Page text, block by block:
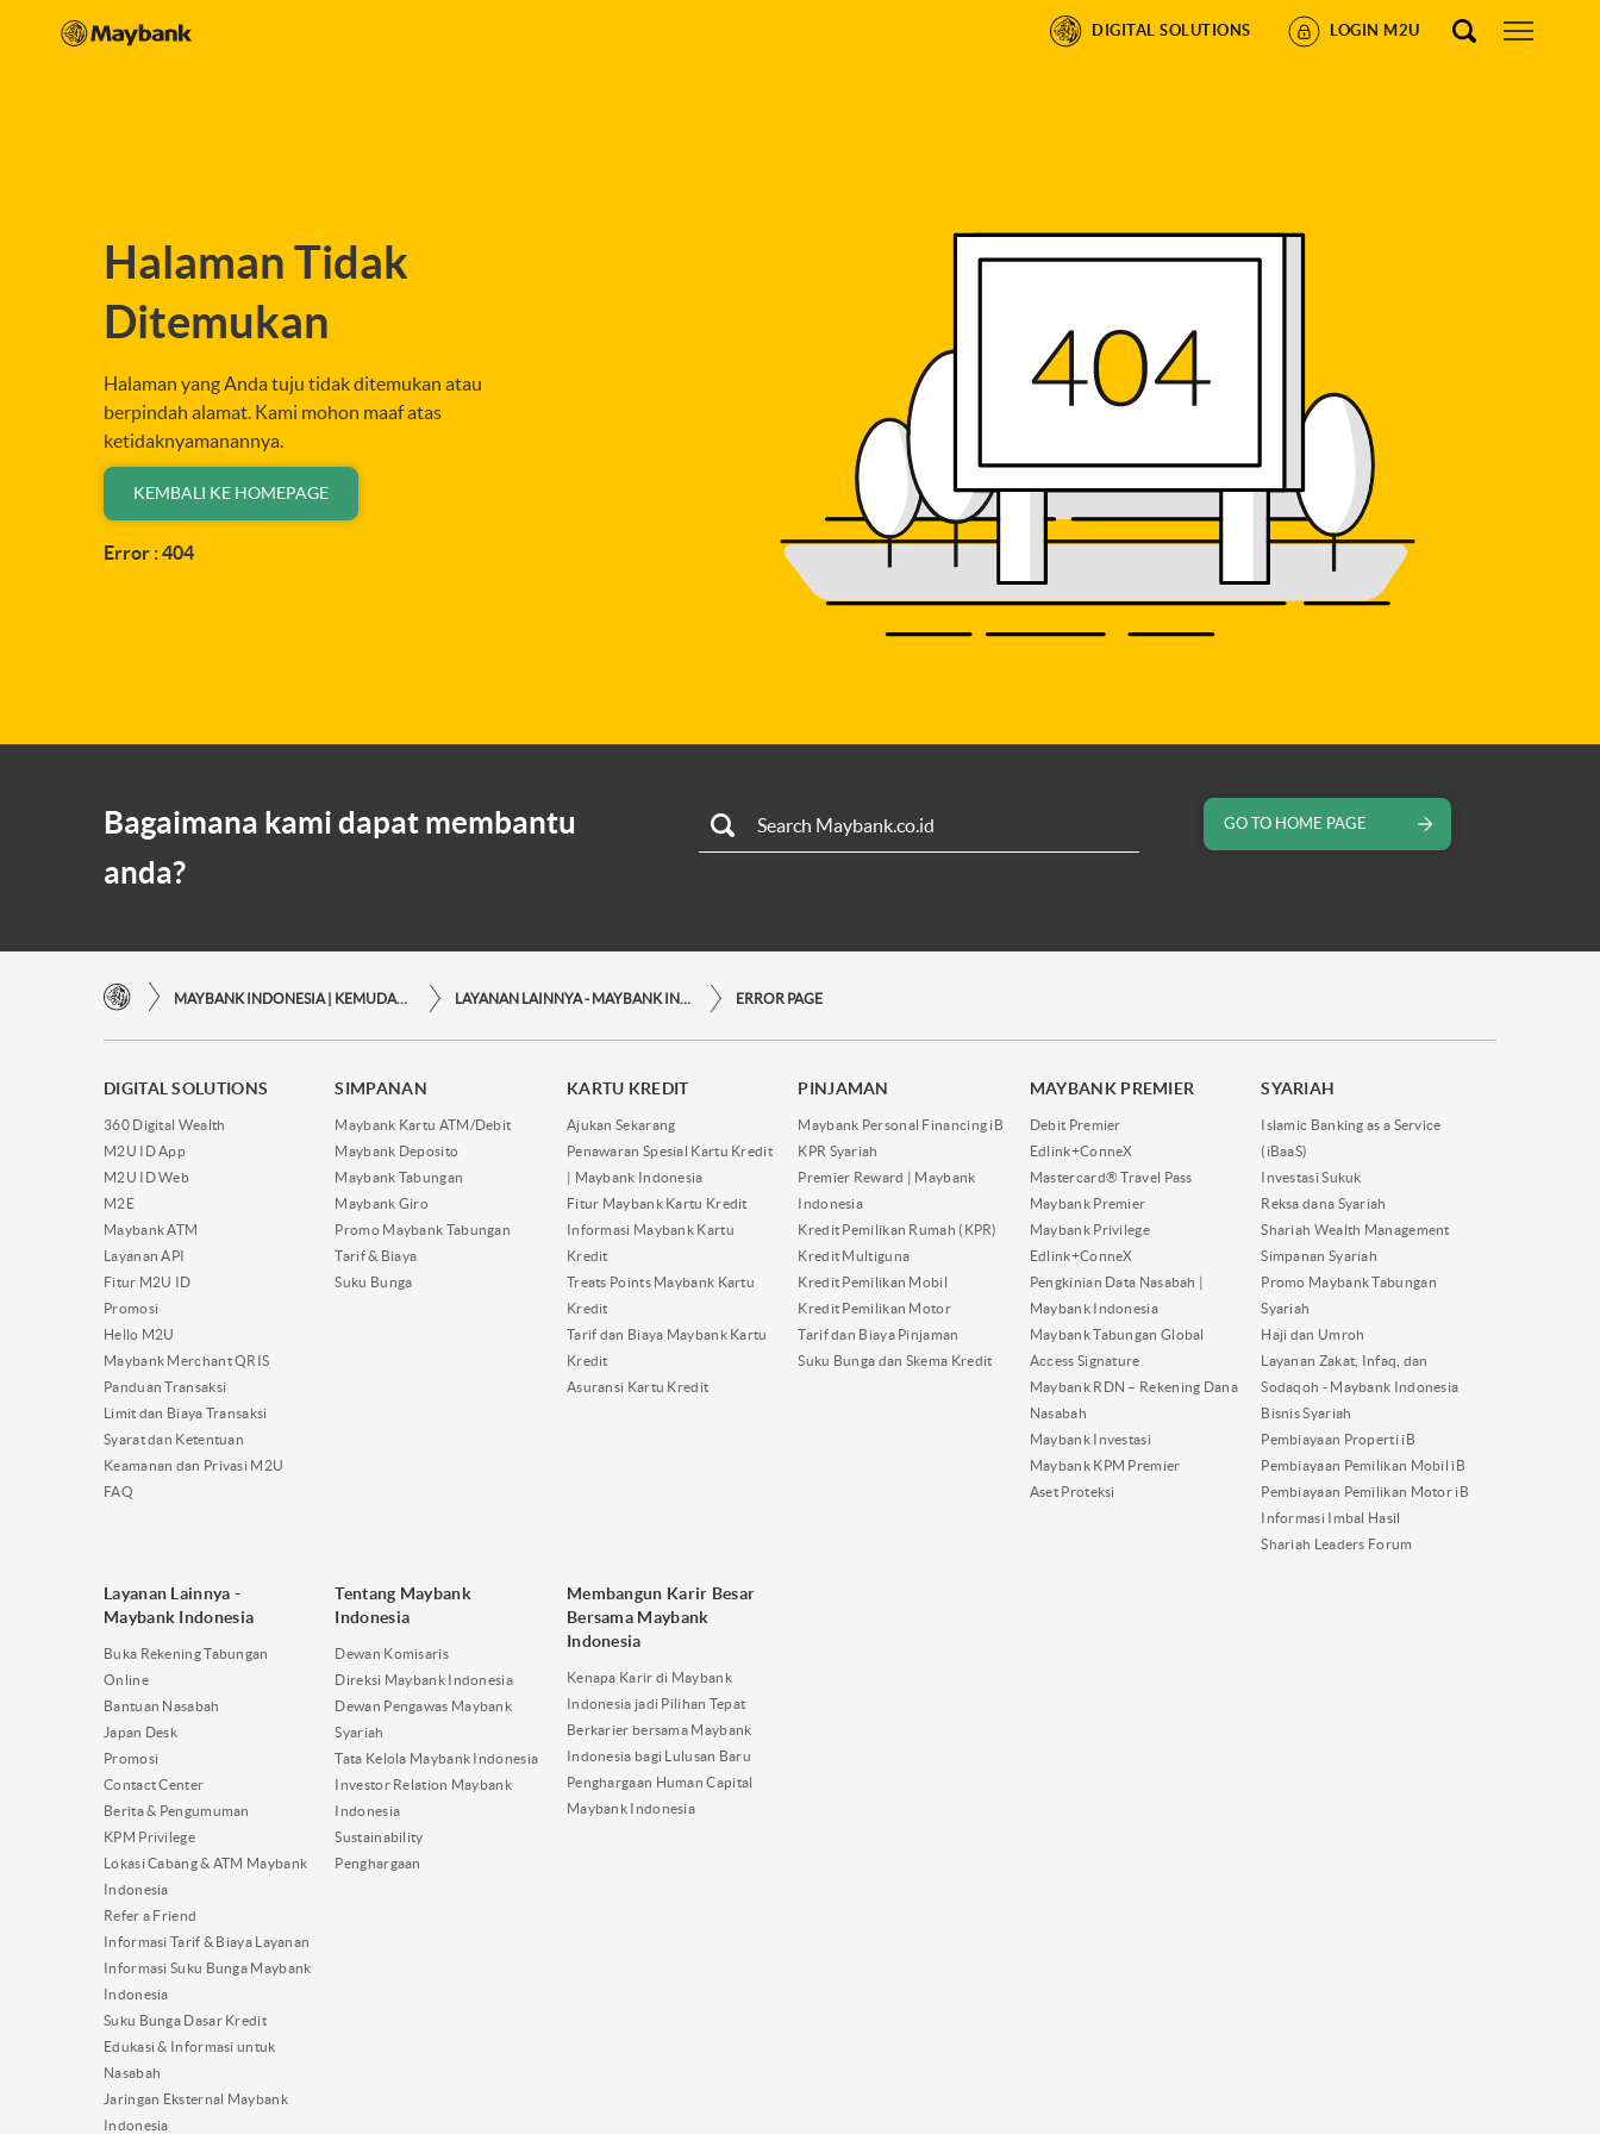
DIGITAL SOLUTIONS LOGIN M2U
Halaman Tidak
Ditemukan
Halaman yang Anda tuju tidak ditemukan atau
berpindah alamat. Kami mohon maaf atas
ketidaknyamanannya.
KEMBALI KE HOMEPAGE
Error : 404
Bagaimana kami dapat membantu
anda?
GO TO HOME PAGE
ERROR PAGE
DIGITAL SOLUTIONS
360 Digital Wealth
M2U ID App
M2U ID Web
M2E
Maybank ATM
Layanan API
Fitur M2U ID
Promosi
Hello M2U
Maybank Merchant QRIS
Panduan Transaksi
Limit dan Biaya Transaksi
Syarat dan Ketentuan
Keamanan dan Privasi M2U
FAQ
SIMPANAN
Maybank Kartu ATM/Debit
Maybank Deposito
Maybank Tabungan
Maybank Giro
Promo Maybank Tabungan
Tarif & Biaya
Suku Bunga
KARTU KREDIT
Ajukan Sekarang
Penawaran Spesial Kartu Kredit
| Maybank Indonesia
Fitur Maybank Kartu Kredit
Informasi Maybank Kartu
Kredit
Treats Points Maybank Kartu
Kredit
Tarif dan Biaya Maybank Kartu
Kredit
Asuransi Kartu Kredit
PINJAMAN
Maybank Personal Financing iB
KPR Syariah
Premier Reward | Maybank
Indonesia
Kredit Pemilikan Rumah (KPR)
Kredit Multiguna
Kredit Pemilikan Mobil
Kredit Pemilikan Motor
Tarif dan Biaya Pinjaman
Suku Bunga dan Skema Kredit
MAYBANK PREMIER
Debit Premier
Edlink+ConneX
Mastercard® Travel Pass
Maybank Premier
Maybank Privilege
Edlink+ConneX
Pengkinian Data Nasabah |
Maybank Indonesia
Maybank Tabungan Global
Access Signature
Maybank RDN – Rekening Dana
Nasabah
Maybank Investasi
Maybank KPM Premier
Aset Proteksi
SYARIAH
Islamic Banking as a Service
(iBaaS)
Investasi Sukuk
Reksa dana Syariah
Shariah Wealth Management
Simpanan Syariah
Promo Maybank Tabungan
Syariah
Haji dan Umroh
Layanan Zakat, Infaq, dan
Sodaqoh - Maybank Indonesia
Bisnis Syariah
Pembiayaan Properti iB
Pembiayaan Pemilikan Mobil iB
Pembiayaan Pemilikan Motor iB
Informasi Imbal Hasil
Shariah Leaders Forum
Layanan Lainnya -
Maybank Indonesia
Buka Rekening Tabungan
Online
Bantuan Nasabah
Japan Desk
Promosi
Contact Center
Berita & Pengumuman
KPM Privilege
Lokasi Cabang & ATM Maybank
Indonesia
Refer a Friend
Informasi Tarif & Biaya Layanan
Informasi Suku Bunga Maybank
Indonesia
Suku Bunga Dasar Kredit
Edukasi & Informasi untuk
Nasabah
Jaringan Eksternal Maybank
Indonesia
Tentang Maybank
Indonesia
Dewan Komisaris
Direksi Maybank Indonesia
Dewan Pengawas Maybank
Syariah
Tata Kelola Maybank Indonesia
Investor Relation Maybank
Indonesia
Sustainability
Penghargaan
Membangun Karir Besar
Bersama Maybank
Indonesia
Kenapa Karir di Maybank
Indonesia jadi Pilihan Tepat
Berkarier bersama Maybank
Indonesia bagi Lulusan Baru
Penghargaan Human Capital
Maybank Indonesia